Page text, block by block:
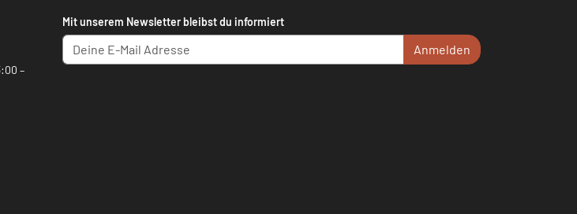
–
Mit unserem Newsletter bleibst du informiert
Anmelden